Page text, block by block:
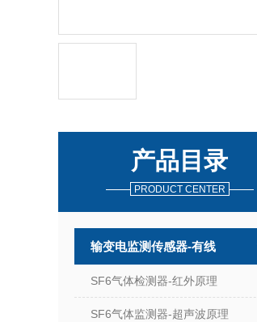
产品目录
PRODUCT CENTER
输变电监测传感器-有线
SF6气体检测器-红外原理
SF6气体监测器-超声波原理